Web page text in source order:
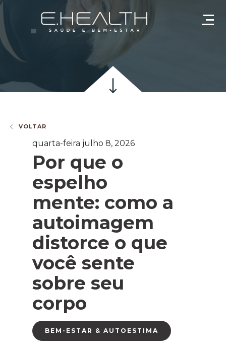
VOLTAR
quarta-feira julho 8, 2026
Por que o
espelho
mente: como a
autoimagem
distorce o que
você sente
sobre seu
corpo
BEM-ESTAR & AUTOESTIMA